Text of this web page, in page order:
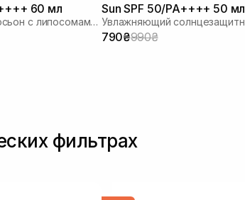
60 мл
Солнцезащитный лосьон с липосомами на стабильных фильтрах
Sun SPF 50/PA++++ 50 мл
790₴990₴
фильтрах